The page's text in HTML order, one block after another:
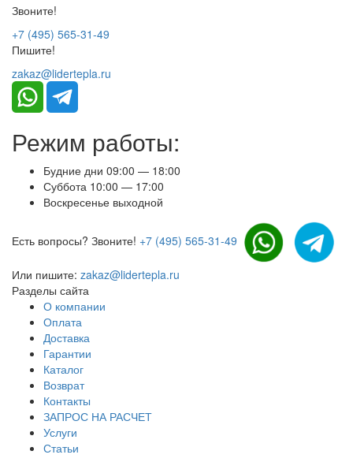
Звоните!
+7 (495) 565-31-49
Пишите!
zakaz@lidertepla.ru
Режим работы:
Будние дни 09:00 — 18:00
Суббота 10:00 — 17:00
Воскресенье выходной
Есть вопросы? Звоните! +7 (495) 565-31-49
Или пишите: zakaz@lidertepla.ru
Разделы сайта
О компании
Оплата
Доставка
Гарантии
Каталог
Возврат
Контакты
ЗАПРОС НА РАСЧЕТ
Услуги
Статьи